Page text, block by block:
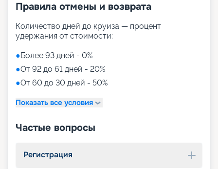
Правила отмены и возврата
Количество дней до круиза — процент
удержания от стоимости:
●Более 93 дней - 0%
●От 92 до 61 дней - 20%
●От 60 до 30 дней - 50%
Показать все условия
Частые вопросы
Регистрация